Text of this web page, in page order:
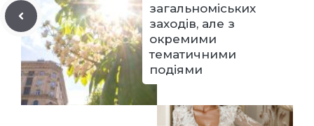
загальноміських
заходів, але з
окремими
тематичними
подіями